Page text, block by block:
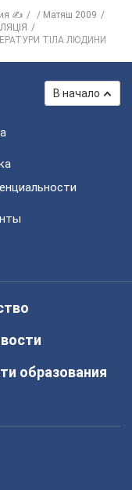
✍
Матяш 2009
ТІЛА ЛЮДИНИ
В начало
образования